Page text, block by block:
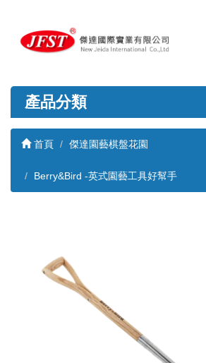
產品分類
首頁 傑達園藝棋盤花園
Berry&Bird -英式園藝工具好幫手